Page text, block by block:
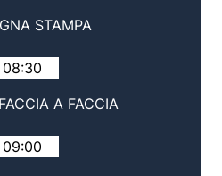
STAMPA
08:30
A FACCIA
09:00